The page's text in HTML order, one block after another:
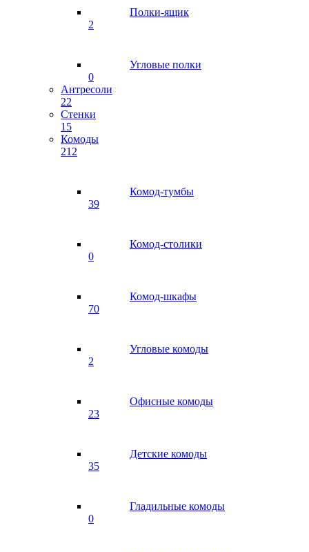
Полки-ящик
2
Угловые полки
0
Антресоли
22
Стенки
15
Комоды
212
Комод-тумбы
39
Комод-столики
0
Комод-шкафы
70
Угловые комоды
2
Офисные комоды
23
Детские комоды
35
Гладильные комоды
0